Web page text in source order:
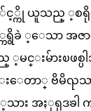
ကို ယူသည္ ့စရို
ကရွိခဲ ့ေသာ အဇ
းမ်ားၿဖစ္ပ
ေတာ္ ဗိမိၺသ
အႏုရုဒၶါ က